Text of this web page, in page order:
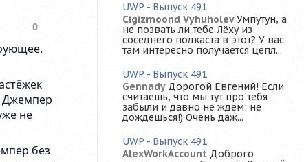
UWP - Выпуск 491
Cigizmoond Vyhuholev Умпутун, а
не позвать ли тебе Лёху из
соседнего подкаста в этот? У вас
там интересно получается цепл...
UWP - Выпуск 491
Gennady Дорогой Евгений! Если
считаешь, что мы тут про тебя
забыли и давно не ждем: не
дождешься!) Очень даж...
UWP - Выпуск 491
AlexWorkAccount Доброго